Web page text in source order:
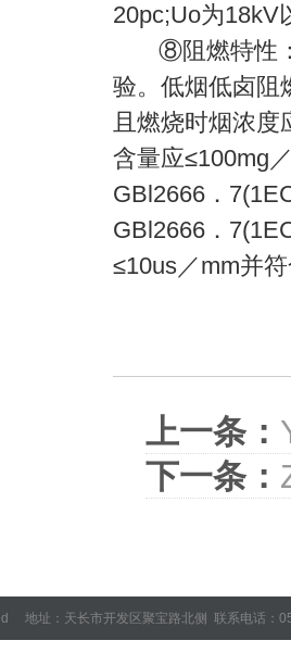
20pc;Uo为18kV
⑧阻燃特性：
验。低烟低卤阻
且燃烧时烟浓
含量应≤100mg
GBl2666．
GBl2666．
≤10us／mm并
上一条：
下一条：
地址：天长市开发区聚宝路北侧 联系电话